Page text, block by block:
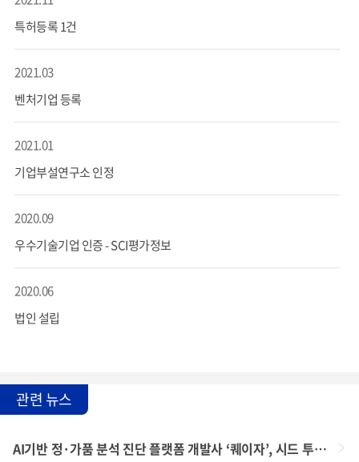
특허등록 1건
2021.03
벤처기업 등록
2021.01
기업부설연구소 인정
2020.09
우수기술기업 인증 - SCI평가정보
2020.06
법인 설립
관련 뉴스
AI기반 정·가품 분석 진단 플랫폼 개발사 ‘퀘이자’, 시드 투자 유치